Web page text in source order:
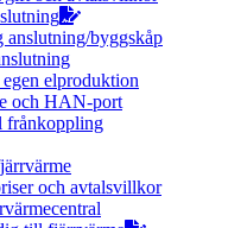
byggskåp
elproduktion
och HAN-port
frånkoppling
och avtalsvillkor